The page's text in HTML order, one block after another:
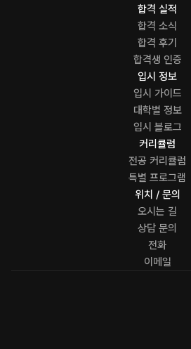
합격 실적
합격 소식
합격 후기
합격생 인증
입시 정보
입시 가이드
대학별 정보
입시 블로그
커리큘럼
전공 커리큘럼
특별 프로그램
위치 / 문의
오시는 길
상담 문의
전화
이메일